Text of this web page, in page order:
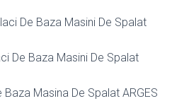
De Baza Masini De Spalat
De Baza Masini De Spalat
Masina De Spalat ARGES